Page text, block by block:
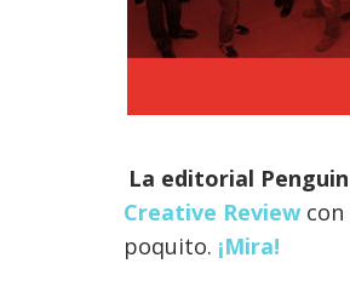
La editorial Penguin
Creative Review con
poquito. ¡Mira!